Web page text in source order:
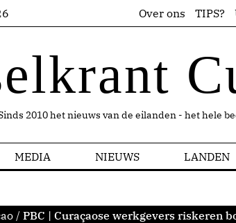
Over ons TIPS?
2010 het nieuws van de eilanden - het hele
MEDIA NIEUWS LANDEN
/ PBC | Curaçaose werkgevers riskeren